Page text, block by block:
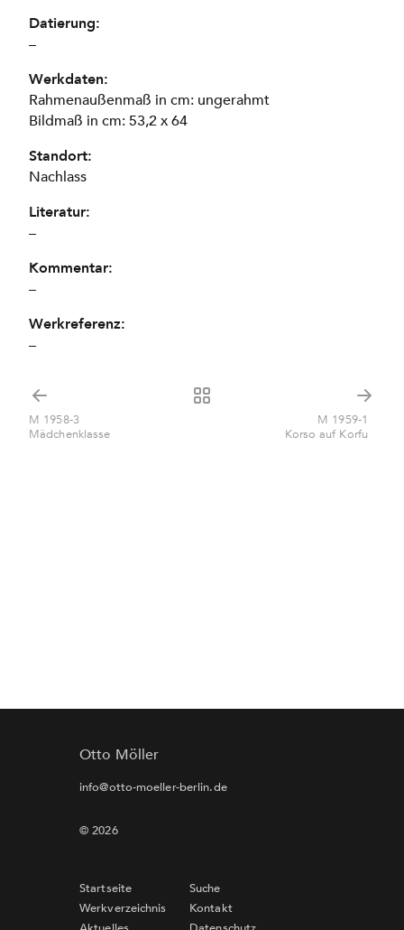
Datierung:
–
Werkdaten:
Rahmenaußenmaß in cm: ungerahmt
Bildmaß in cm: 53,2 x 64
Standort:
Nachlass
Literatur:
–
Kommentar:
–
Werkreferenz:
–
M 1958-3
Mädchenklasse
M 1959-1
Korso auf Korfu
Otto Möller
info@otto-moeller-berlin.de
© 2026
Startseite
Werkverzeichnis
Suche
Kontakt